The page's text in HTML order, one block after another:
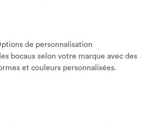
de personnalisation
bocaux selon votre marque avec des
et couleurs personnalisées.